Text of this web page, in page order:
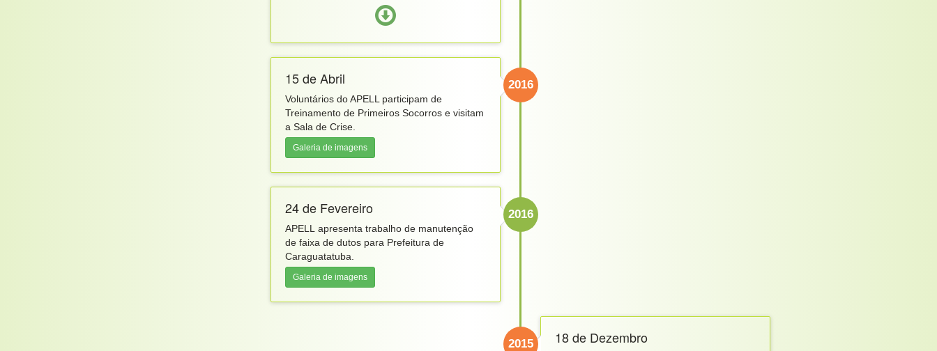
2016
15 de Abril
Voluntários do APELL participam de
Treinamento de Primeiros Socorros e visitam
a Sala de Crise.
Galeria de imagens
2016
24 de Fevereiro
APELL apresenta trabalho de manutenção
de faixa de dutos para Prefeitura de
Caraguatatuba.
Galeria de imagens
2015 18 de Dezembro